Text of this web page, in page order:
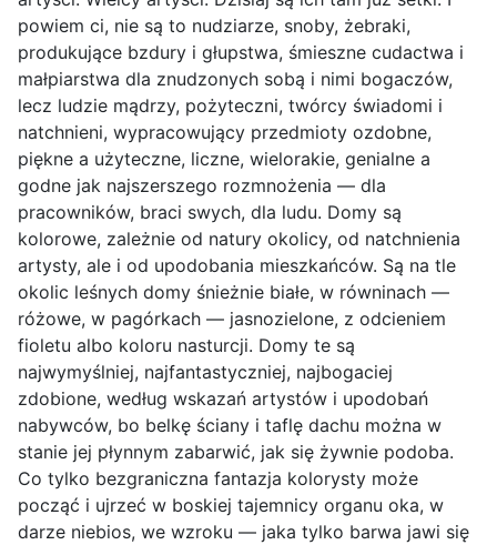
powiem ci, nie są to nudziarze, snoby, żebraki,
produkujące bzdury i głupstwa, śmieszne cudactwa i
małpiarstwa dla znudzonych sobą i nimi bogaczów,
lecz ludzie mądrzy, pożyteczni, twórcy świadomi i
natchnieni, wypracowujący przedmioty ozdobne,
piękne a użyteczne, liczne, wielorakie, genialne a
godne jak najszerszego rozmnożenia — dla
pracowników, braci swych, dla ludu. Domy są
kolorowe, zależnie od natury okolicy, od natchnienia
artysty, ale i od upodobania mieszkańców. Są na tle
okolic leśnych domy śnieżnie białe, w równinach —
różowe, w pagórkach — jasnozielone, z odcieniem
fioletu albo koloru nasturcji. Domy te są
najwymyślniej, najfantastyczniej, najbogaciej
zdobione, według wskazań artystów i upodobań
nabywców, bo belkę ściany i taflę dachu można w
stanie jej płynnym zabarwić, jak się żywnie podoba.
Co tylko bezgraniczna fantazja kolorysty może
począć i ujrzeć w boskiej tajemnicy organu oka, w
darze niebios, we wzroku — jaka tylko barwa jawi się